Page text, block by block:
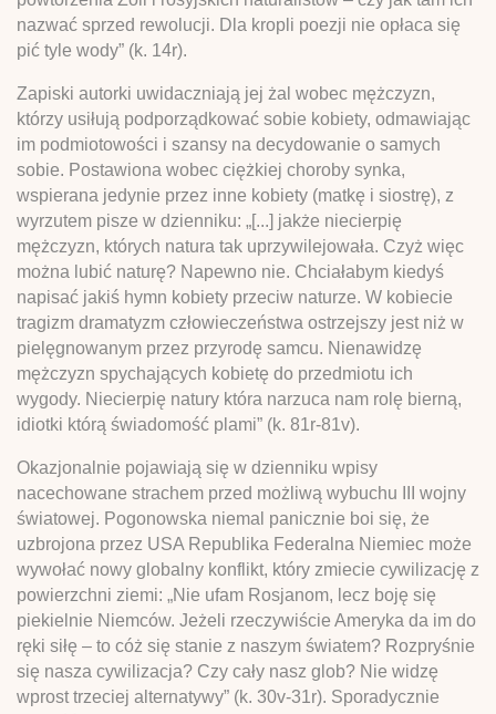
nazwać sprzed rewolucji. Dla kropli poezji nie opłaca się
pić tyle wody” (k. 14r).
Zapiski autorki uwidaczniają jej żal wobec mężczyzn,
którzy usiłują podporządkować sobie kobiety, odmawiając
im podmiotowości i szansy na decydowanie o samych
sobie. Postawiona wobec ciężkiej choroby synka,
wspierana jedynie przez inne kobiety (matkę i siostrę), z
wyrzutem pisze w dzienniku: „[...] jakże niecierpię
mężczyzn, których natura tak uprzywilejowała. Czyż więc
można lubić naturę? Napewno nie. Chciałabym kiedyś
napisać jakiś hymn kobiety przeciw naturze. W kobiecie
tragizm dramatyzm człowieczeństwa ostrzejszy jest niż w
pielęgnowanym przez przyrodę samcu. Nienawidzę
mężczyzn spychających kobietę do przedmiotu ich
wygody. Niecierpię natury która narzuca nam rolę bierną,
idiotki którą świadomość plami” (k. 81r-81v).
Okazjonalnie pojawiają się w dzienniku wpisy
nacechowane strachem przed możliwą wybuchu III wojny
światowej. Pogonowska niemal panicznie boi się, że
uzbrojona przez USA Republika Federalna Niemiec może
wywołać nowy globalny konflikt, który zmiecie cywilizację z
powierzchni ziemi: „Nie ufam Rosjanom, lecz boję się
piekielnie Niemców. Jeżeli rzeczywiście Ameryka da im do
ręki siłę – to cóż się stanie z naszym światem? Rozpryśnie
się nasza cywilizacja? Czy cały nasz glob? Nie widzę
wprost trzeciej alternatywy” (k. 30v-31r). Sporadycznie